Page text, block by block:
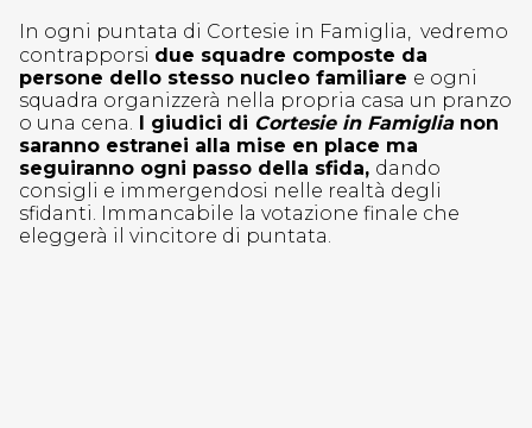
In ogni puntata di Cortesie in Famiglia, vedremo
contrapporsi due squadre composte da
persone dello stesso nucleo familiare e ogni
squadra organizzerà nella propria casa un pranzo
o una cena. I giudici di Cortesie in Famiglianon
saranno estranei alla mise en place ma
seguiranno ogni passo della sfida, dando
consigli e immergendosi nelle realtà degli
sfidanti. Immancabile la votazione finale che
eleggerà il vincitore di puntata.